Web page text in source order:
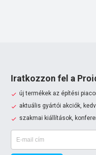
Iratkozzon fel a
új termékek az építési
aktuális gyártói akciók,
szakmai kiállítások,